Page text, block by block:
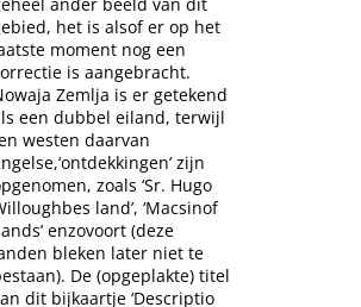
ander beeld van dit
het is alsof er op het
moment nog een
is aangebracht.
Zemlja is er getekend
een dubbel eiland, terwijl
westen daarvan
zijn
zoals ‘Sr. Hugo
land’, ‘Macsinof
enzovoort (deze
bleken later niet te
De (opgeplakte) titel
dit bijkaartje ‘Descriptio